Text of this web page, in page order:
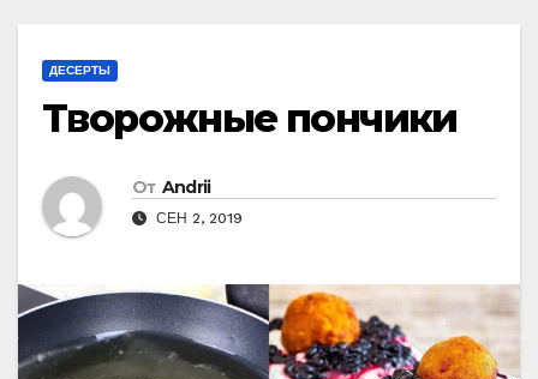
ДЕСЕРТЫ
Творожные пончики
От Andrii
СЕН 2, 2019